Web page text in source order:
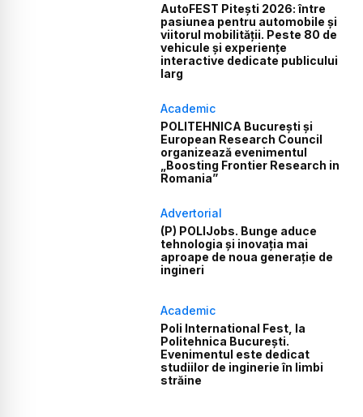
AutoFEST Pitești 2026: între
pasiunea pentru automobile și
viitorul mobilității. Peste 80 de
vehicule și experiențe
interactive dedicate publicului
larg
Academic
POLITEHNICA București și
European Research Council
organizează evenimentul
„Boosting Frontier Research in
Romania”
Advertorial
(P) POLIJobs. Bunge aduce
tehnologia și inovația mai
aproape de noua generație de
ingineri
Academic
Poli International Fest, la
Politehnica București.
Evenimentul este dedicat
studiilor de inginerie în limbi
străine